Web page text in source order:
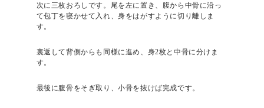
次に三枚おろしです。尾を左に置き、腹から中骨に沿っ
て包丁を寝かせて入れ、身をはがすように切り離しま
す。
裏返して背側からも同様に進め、身2枚と中骨に分けま
す。
最後に腹骨をそぎ取り、小骨を抜けば完成です。